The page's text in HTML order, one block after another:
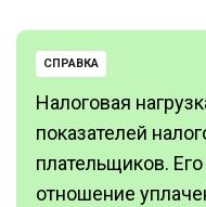
СПРАВКА
Налоговая
показателей
плательщиков.
отношение